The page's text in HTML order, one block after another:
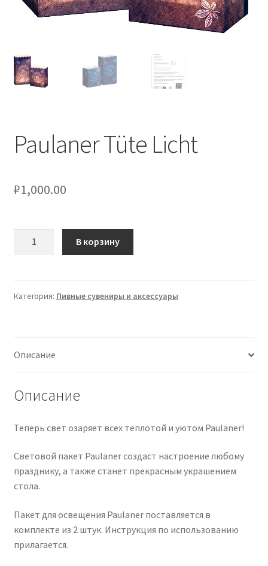
Скидки
Услуги
Paulaner Tüte Licht
₽1,000.00
Licht
В корзину
Категория: Пивные сувениры и аксессуары
Описание
Описание
Теперь свет озаряет всех теплотой и уютом Paulaner!
Световой пакет Paulaner создаст настроение любому
празднику, а также станет прекрасным украшением
стола.
Пакет для освещения Paulaner поставляется в
комплекте из 2 штук. Инструкция по использованию
прилагается.